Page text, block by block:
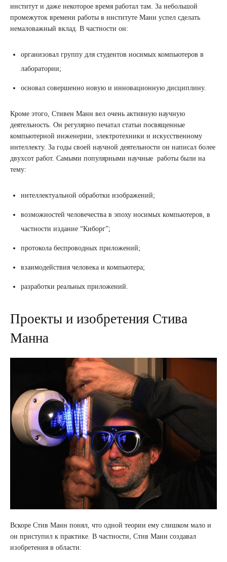
институт и даже некоторое время работал там. За небольшой
промежуток времени работы в институте Манн успел сделать
немаловажный вклад. В частности он:
организовал группу для студентов носимых компьютеров в
лаборатории;
основал совершенно новую и инновационную дисциплину.
Кроме этого, Стивен Манн вел очень активную научную
деятельность. Он регулярно печатал статьи посвященные
компьютерной инженерии, электротехники и искусственному
интеллекту. За годы своей научной деятельности он написал более
двухсот работ. Самыми популярными научные работы были на
тему:
интеллектуальной обработки изображений;
возможностей человечества в эпоху носимых компьютеров, в
частности издание “Киборг”;
протокола беспроводных приложений;
взаимодействия человека и компьютера;
разработки реальных приложений.
Проекты и изобретения Стива
Манна
Вскоре Стив Манн понял, что одной теории ему слишком мало и
он приступил к практике. В частности, Стив Манн создавал
изобретения в области: